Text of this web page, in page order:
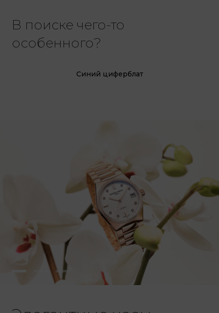
В поиске чего-то
особенного?
Синий циферблат